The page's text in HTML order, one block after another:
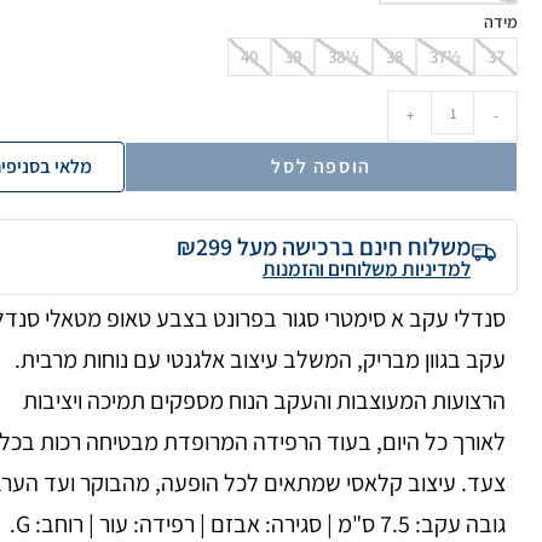
מידה
37
37½
38
38½
39
40
-
+
הוספה לסל מלאי
משלוח חינם ברכישה מעל ₪299
למדיניות משלוחים והזמנות
סנדלי עקב א סימטרי סגור בפרונט בצבע טאופ מטאלי
עקב בגוון מבריק, המשלב עיצוב אלגנטי עם נוחות מרבית.
הרצועות המעוצבות והעקב הנוח מספקים תמיכה ויציבות
לאורך כל היום, בעוד הרפידה המרופדת מבטיחה רכות בכל
צעד. עיצוב קלאסי שמתאים לכל הופעה, מהבוקר ועד
גובה עקב: 7.5 ס"מ | סגירה: אבזם | רפידה: עור | רוחב: G.​